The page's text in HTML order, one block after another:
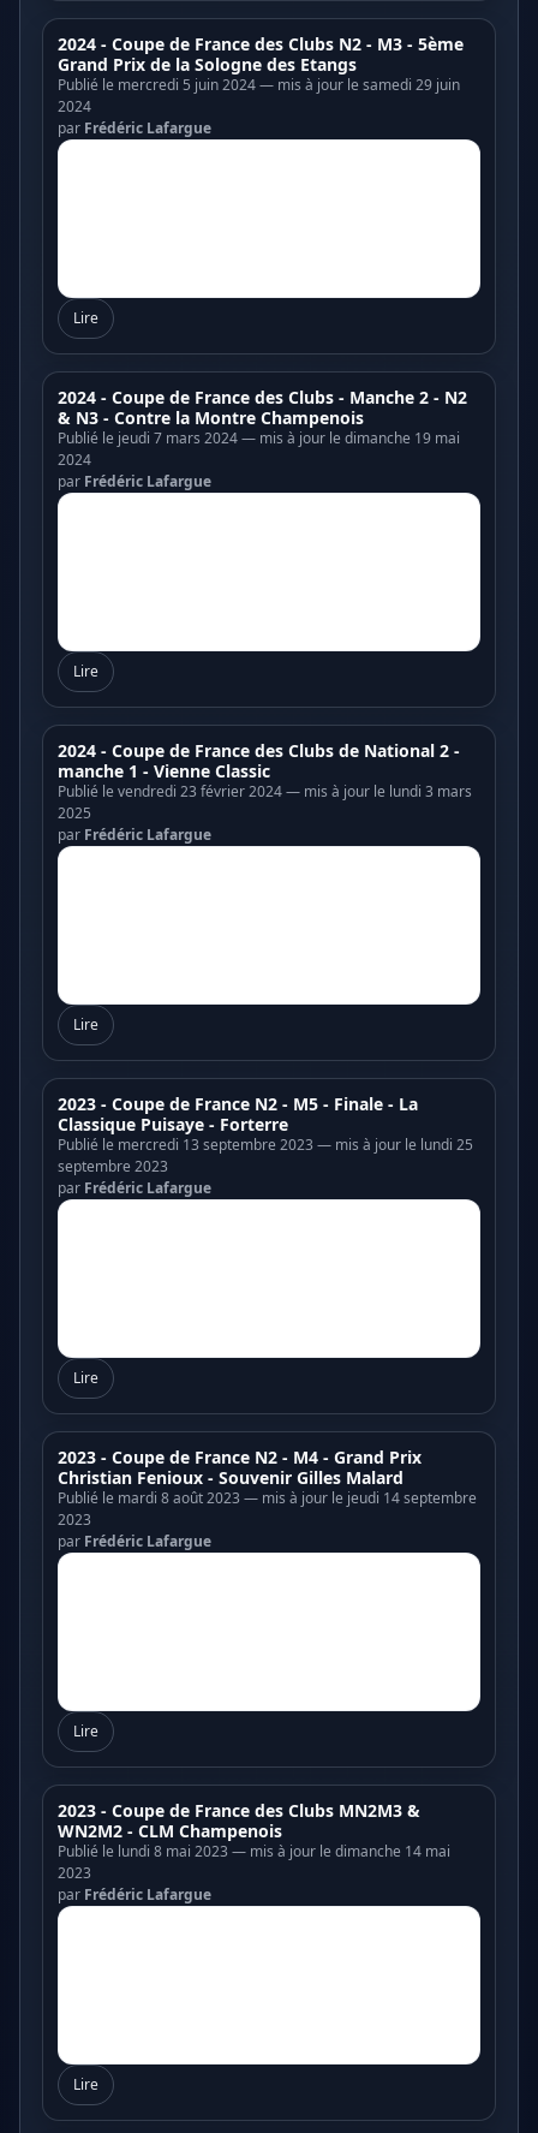
2024 - Coupe de France des Clubs N2 - M3 - 5ème
Grand Prix de la Sologne des Etangs
Publié le mercredi 5 juin 2024 — mis à jour le samedi 29 juin
2024
par Frédéric Lafargue
Lire
2024 - Coupe de France des Clubs - Manche 2 - N2
& N3 - Contre la Montre Champenois
Publié le jeudi 7 mars 2024 — mis à jour le dimanche 19 mai
2024
par Frédéric Lafargue
Lire
2024 - Coupe de France des Clubs de National 2 -
manche 1 - Vienne Classic
Publié le vendredi 23 février 2024 — mis à jour le lundi 3 mars
2025
par Frédéric Lafargue
Lire
2023 - Coupe de France N2 - M5 - Finale - La
Classique Puisaye - Forterre
Publié le mercredi 13 septembre 2023 — mis à jour le lundi 25
septembre 2023
par Frédéric Lafargue
Lire
2023 - Coupe de France N2 - M4 - Grand Prix
Christian Fenioux - Souvenir Gilles Malard
Publié le mardi 8 août 2023 — mis à jour le jeudi 14 septembre
2023
par Frédéric Lafargue
Lire
2023 - Coupe de France des Clubs MN2M3 &
WN2M2 - CLM Champenois
Publié le lundi 8 mai 2023 — mis à jour le dimanche 14 mai
2023
par Frédéric Lafargue
Lire